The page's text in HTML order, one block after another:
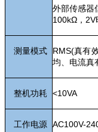
外部传感器
100kΩ，
测量模式
RMS(真有
均、电流真
整机功耗 <10VA
工作电源 AC100V-